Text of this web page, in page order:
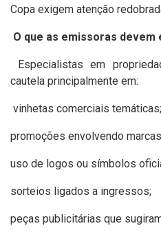
Copa exigem atenção
O que as emissoras devem
Especialistas em
cautela principalmente em:
vinhetas comerciais temáticas;
promoções envolvendo
uso de logos ou símbolos
sorteios ligados a ingressos;
peças publicitárias que